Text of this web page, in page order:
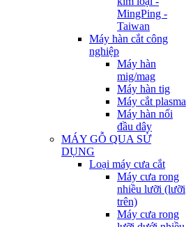
MingPing -
Taiwan
Máy hàn cắt công
nghiệp
Máy hàn
mig/mag
Máy hàn tig
Máy cắt plasma
Máy hàn nối
đầu dây
MÁY GỖ QUA SỬ
DỤNG
Loại máy cưa cắt
Máy cưa rong
nhiều lưỡi (lưỡi
trên)
Máy cưa rong